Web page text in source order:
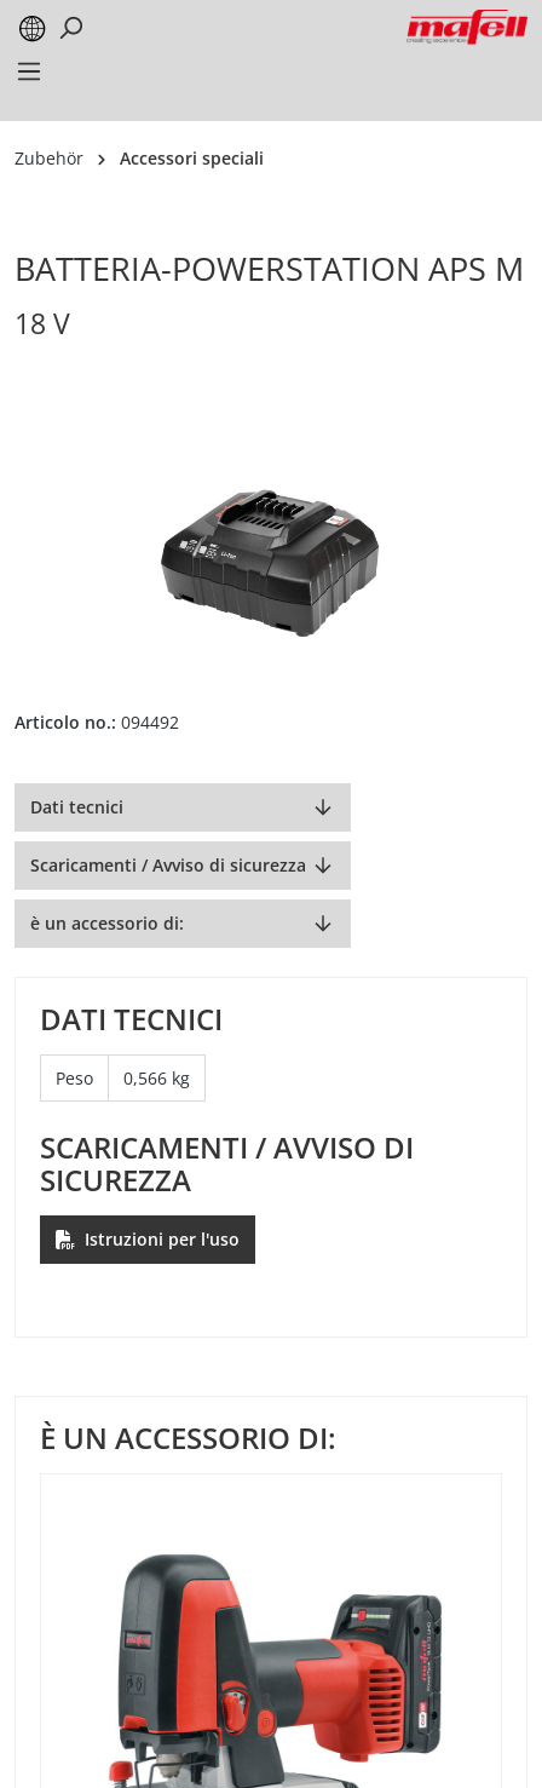
springen
Zubehör Accessori speciali
BATTERIA-POWERSTATION APS M
18 V
Articolo no.: 094492
Dati tecnici
Scaricamenti / Avviso di sicurezza
è un accessorio di:
DATI TECNICI
Peso 0,566 kg
SCARICAMENTI / AVVISO DI
SICUREZZA
Istruzioni per l'uso
È UN ACCESSORIO DI: